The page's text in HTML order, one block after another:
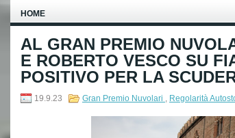
HOME
AL GRAN PREMIO
E ROBERTO VESCO SU
POSITIVO PER LA
19.9.23 Gran Premio Nuvolari , Regolarità